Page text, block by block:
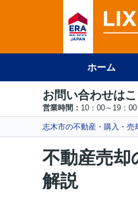
ホーム
お問い合わせは
営業時間： 10：00～19：00
志木市の不動産・購入・
不動産売
解説